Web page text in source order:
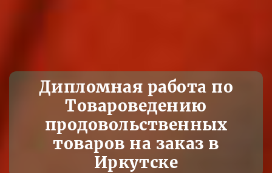
Дипломная работа по
Товароведению
продовольственных
товаров на заказ в
Иркутске